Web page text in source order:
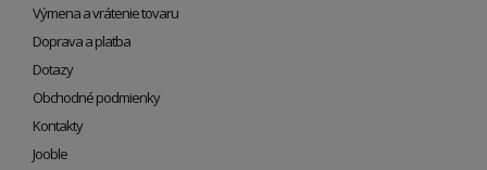
Výmena a vrátenie tovaru
Doprava a platba
Dotazy
Obchodné podmienky
Kontakty
Jooble